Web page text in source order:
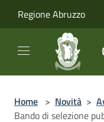
Regione Abruzzo
Home > Novità >
Bando di selezione